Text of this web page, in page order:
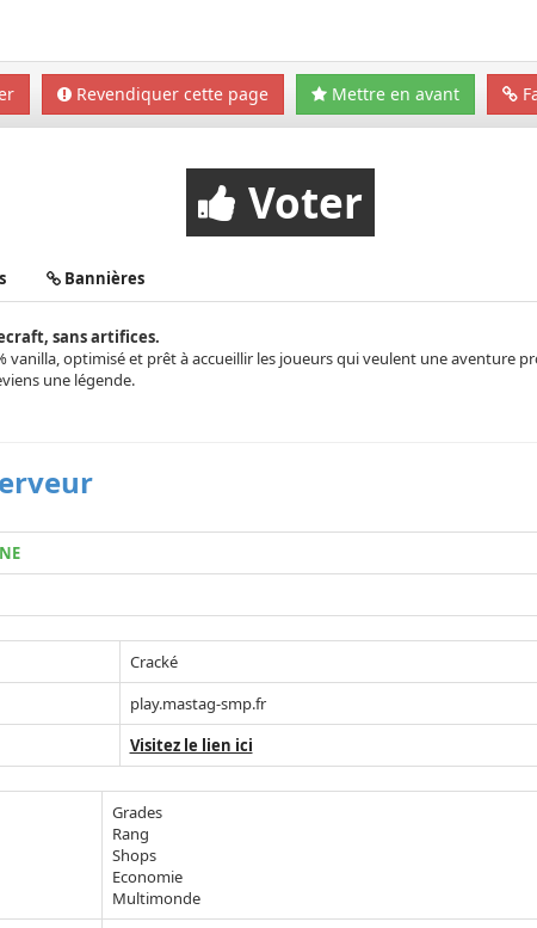
Revendiquer cette page Mettre en avant
Voter
Bannières
sans artifices.
vanilla, optimisé et prêt à accueillir les joueurs qui veulent une aventure
une légende.
Cracké
play.mastag-smp.fr
Visitez le lien ici
Grades
Rang
Shops
Economie
Multimonde